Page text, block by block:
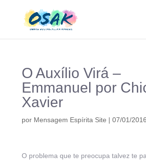
O Auxílio Virá –
Emmanuel por
Xavier
por Mensagem Espírita Site | 07/01/2016
O problema que te preocupa talvez te